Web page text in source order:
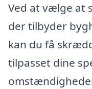
Ved at vælge at
der tilbyder
kan du få
tilpasset dine